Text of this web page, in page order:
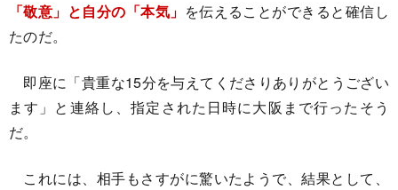
「敬意」と自分の「本気」 を伝えることができると確信し
たのだ。
即座に「貴重な15分を与えてくださりありがとうござい
ます」と連絡し、指定された日時に大阪まで行ったそう
だ。
これには、相手もさすがに驚いたようで、結果として、